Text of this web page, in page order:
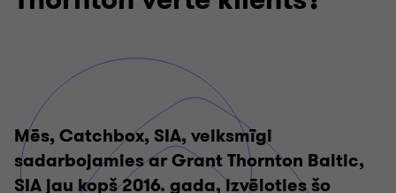
Mēs, Catchbox, SIA, veiksmīgi
sadarbojamies ar Grant Thornton Baltic,
SIA jau kopš 2016. gada, izvēloties šo